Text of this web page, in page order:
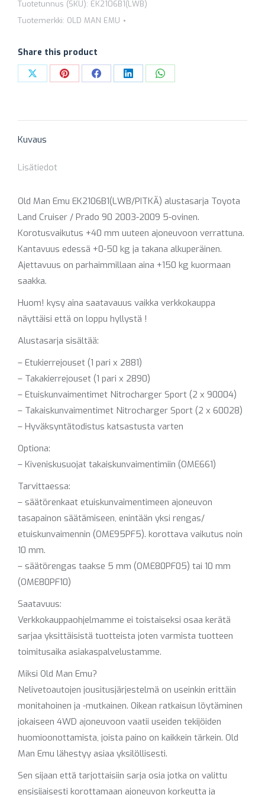
+40
MM
NORM
/
PERÄ
Tuotetunnus (SKU): EK2106B1(LWB)
Tuotemerkki: OLD MAN EMU
Share this product
Share Share Share Share Share
Kuvaus
Lisätiedot
Old Man Emu EK2106B1(LWB/PITKÄ) alustasarja Toyota
Land Cruiser / Prado 90 2003-2009 5-ovinen.
Korotusvaikutus +40 mm uuteen ajoneuvoon verrattuna.
Kantavuus edessä +0-50 kg ja takana alkuperäinen.
Ajettavuus on parhaimmillaan aina +150 kg kuormaan
saakka.
Huom! kysy aina saatavauus vaikka verkkokauppa
näyttäisi että on loppu hyllystä !
Alustasarja sisältää:
– Etukierrejouset (1 pari x 2881)
– Takakierrejouset (1 pari x 2890)
– Etuiskunvaimentimet Nitrocharger Sport (2 x 90004)
– Takaiskunvaimentimet Nitrocharger Sport (2 x 60028)
– Hyväksyntätodistus katsastusta varten
Optiona:
– Kiveniskusuojat takaiskunvaimentimiin (OME661)
Tarvittaessa:
– säätörenkaat etuiskunvaimentimeen ajoneuvon
tasapainon säätämiseen, enintään yksi rengas/
etuiskunvaimennin (OME95PF5). korottava vaikutus noin
10 mm.
– säätörengas taakse 5 mm (OME80PF05) tai 10 mm
(OME80PF10)
Saatavuus:
Verkkokauppaohjelmamme ei toistaiseksi osaa kerätä
sarjaa yksittäisistä tuotteista joten varmista tuotteen
toimitusaika asiakaspalvelustamme.
Miksi Old Man Emu?
Nelivetoautojen jousitusjärjestelmä on useinkin erittäin
monitahoinen ja -mutkainen. Oikean ratkaisun löytäminen
jokaiseen 4WD ajoneuvoon vaatii useiden tekijöiden
huomioonottamista, joista paino on kaikkein tärkein. Old
Man Emu lähestyy asiaa yksilöllisesti.
Sen sijaan että tarjottaisiin sarja osia jotka on valittu
ensisijaisesti korottamaan ajoneuvon korkeutta ja